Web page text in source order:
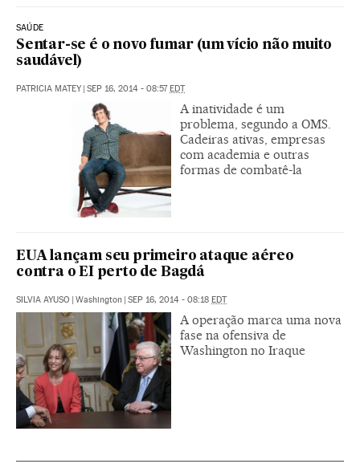
SAÚDE
Sentar-se é o novo fumar (um vício não muito
saudável)
PATRICIA MATEY | SEP 16, 2014 - 08:57EDT
A inatividade é um
problema, segundo a OMS.
Cadeiras ativas, empresas
com academia e outras
formas de combatê-la
EUA lançam seu primeiro ataque aéreo
contra o EI perto de Bagdá
SILVIA AYUSO | Washington | SEP 16, 2014 - 08:18 EDT
A operação marca uma nova
fase na ofensiva de
Washington no Iraque